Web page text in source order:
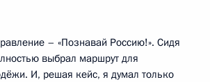
– «Познавай Россию!». Сидя
выбрал маршрут для
И, решая кейс, я думал только